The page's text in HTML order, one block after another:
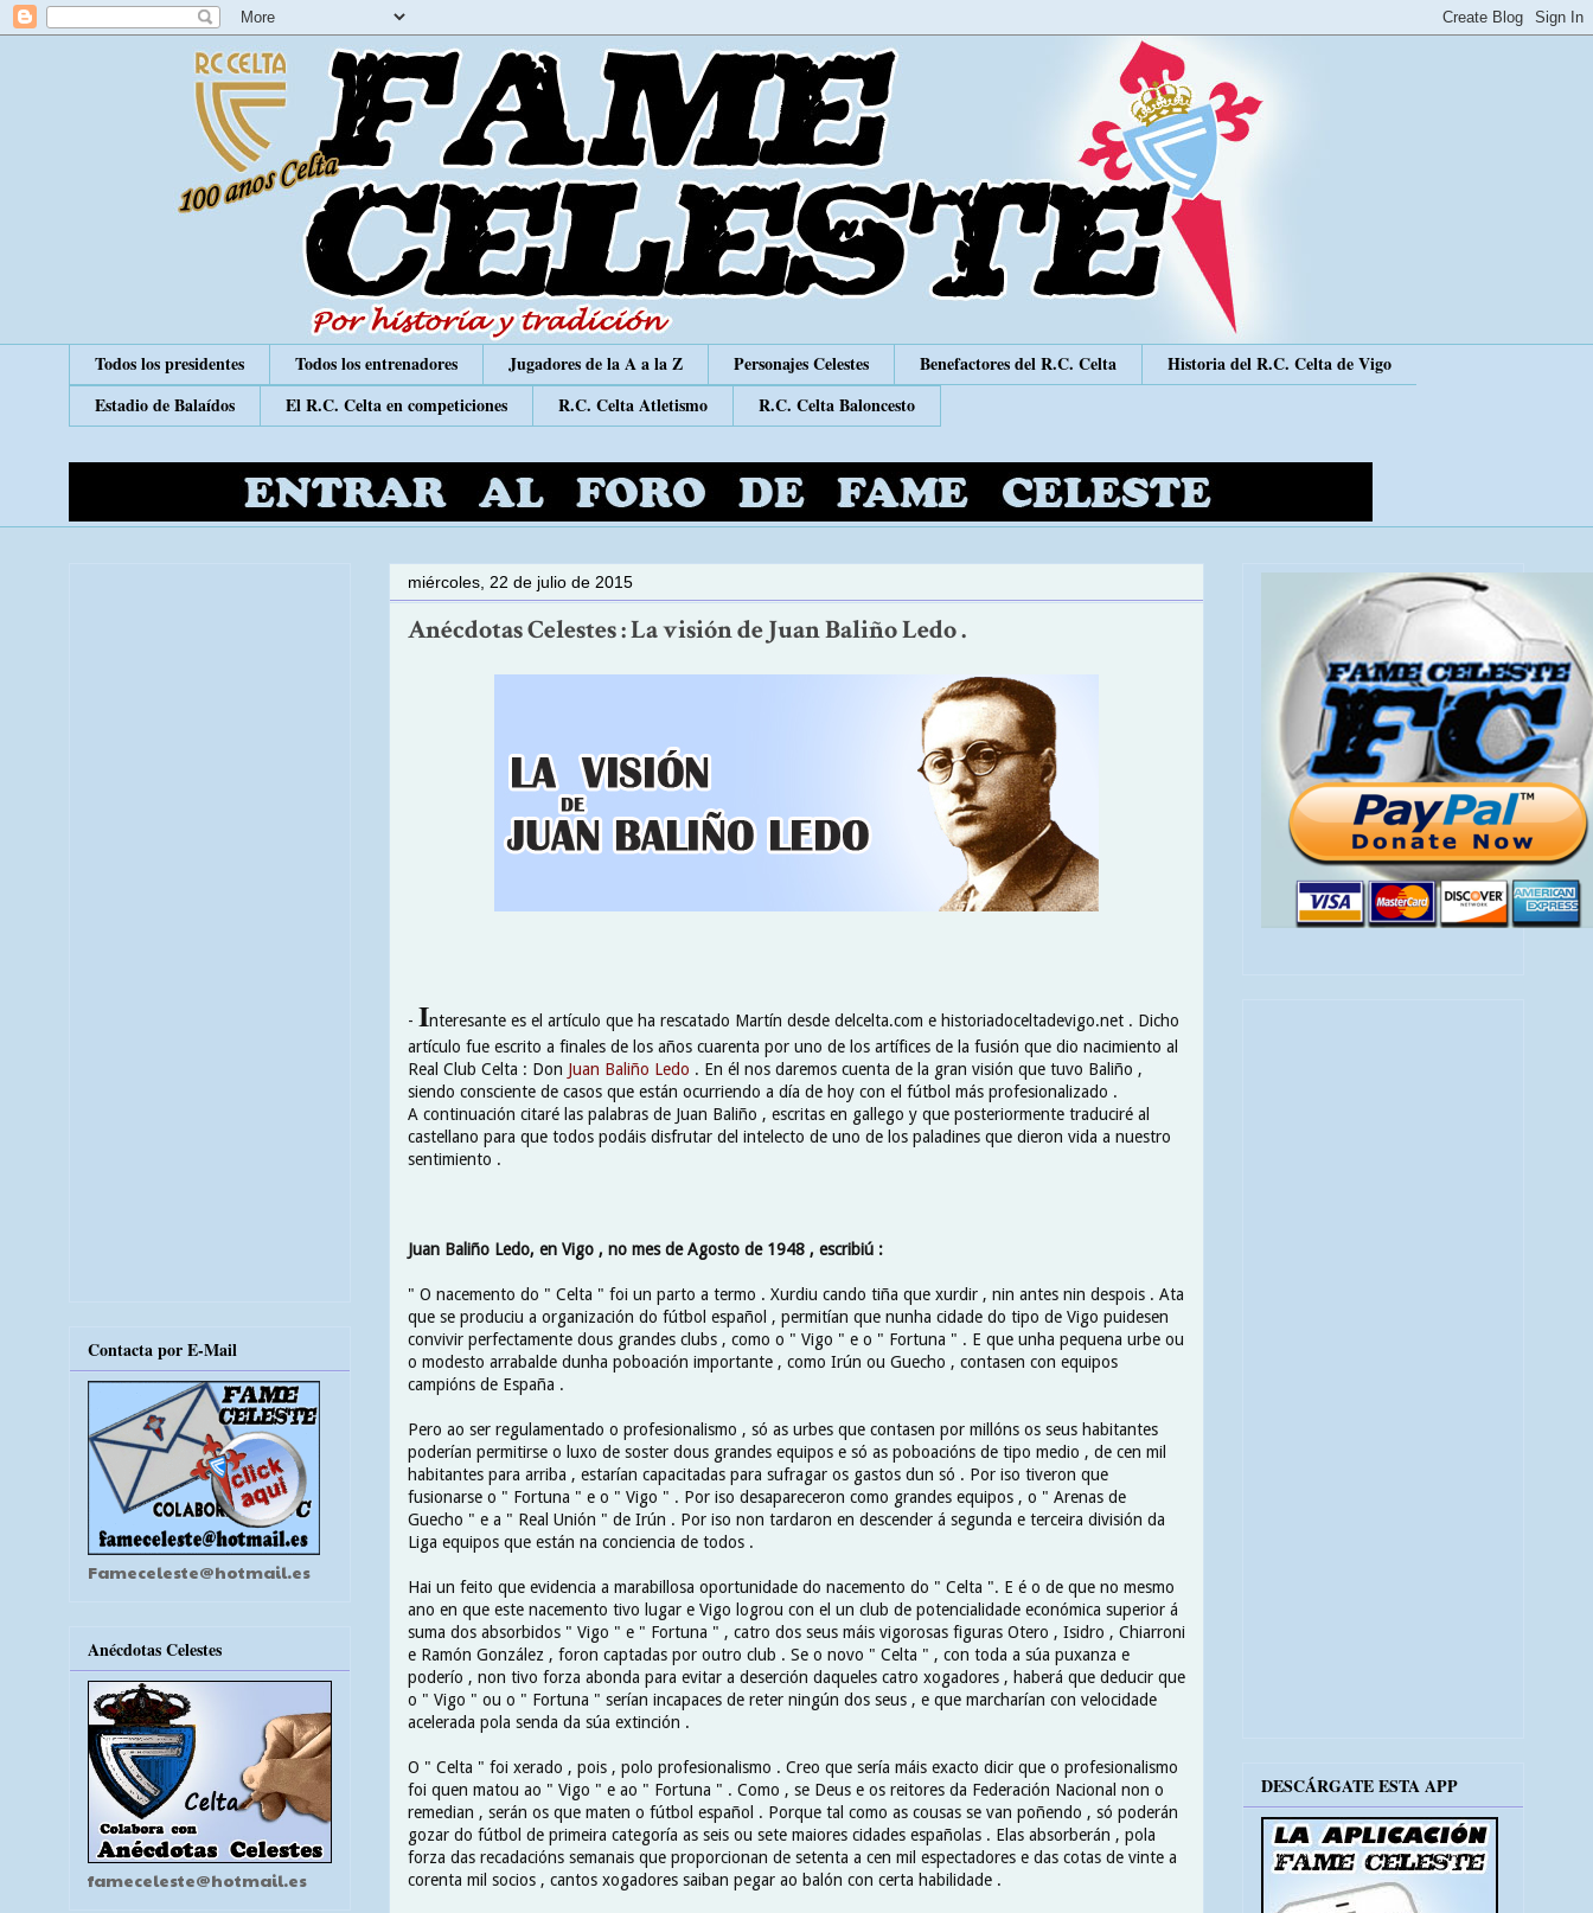
Todos los presidentes Todos los entrenadores Jugadores de la A a la Z Personajes Celestes Benefactores del R.C. Celta
Historia del R.C. Celta de Vigo
Estadio de Balaídos
El R.C. Celta en competiciones R.C. Celta Atletismo R.C. Celta Baloncesto
miércoles, 22 de julio de 2015
Anécdotas Celestes : La visión de Juan Baliño Ledo .
- Interesante es el artículo que ha rescatado Martín desde delcelta.com e historiadoceltadevigo.net . Dicho
artículo fue escrito a finales de los años cuarenta por uno de los artífices de la fusión que dio nacimiento al
Real Club Celta : Don Juan Baliño Ledo . En él nos daremos cuenta de la gran visión que tuvo Baliño ,
siendo consciente de casos que están ocurriendo a día de hoy con el fútbol más profesionalizado .
A continuación citaré las palabras de Juan Baliño , escritas en gallego y que posteriormente traduciré al
castellano para que todos podáis disfrutar del intelecto de uno de los paladines que dieron vida a nuestro
sentimiento .
Juan Baliño Ledo, en Vigo , no mes de Agosto de 1948 , escribiú :
" O nacemento do " Celta " foi un parto a termo . Xurdiu cando tiña que xurdir , nin antes nin despois . Ata
que se produciu a organización do fútbol español , permitían que nunha cidade do tipo de Vigo puidesen
convivir perfectamente dous grandes clubs , como o " Vigo " e o " Fortuna " . E que unha pequena urbe ou
o modesto arrabalde dunha poboación importante , como Irún ou Guecho , contasen con equipos
campións de España .
Pero ao ser regulamentado o profesionalismo , só as urbes que contasen por millóns os seus habitantes
poderían permitirse o luxo de soster dous grandes equipos e só as poboacións de tipo medio , de cen mil
habitantes para arriba , estarían capacitadas para sufragar os gastos dun só . Por iso tiveron que
fusionarse o " Fortuna " e o " Vigo " . Por iso desapareceron como grandes equipos , o " Arenas de
Guecho " e a " Real Unión " de Irún . Por iso non tardaron en descender á segunda e terceira división da
Liga equipos que están na conciencia de todos .
Hai un feito que evidencia a marabillosa oportunidade do nacemento do " Celta ". E é o de que no mesmo
ano en que este nacemento tivo lugar e Vigo logrou con el un club de potencialidade económica superior á
suma dos absorbidos " Vigo " e " Fortuna " , catro dos seus máis vigorosas figuras Otero , Isidro , Chiarroni
e Ramón González , foron captadas por outro club . Se o novo " Celta " , con toda a súa puxanza e
poderío , non tivo forza abonda para evitar a deserción daqueles catro xogadores , haberá que deducir que
o " Vigo " ou o " Fortuna " serían incapaces de reter ningún dos seus , e que marcharían con velocidade
acelerada pola senda da súa extinción .
O " Celta " foi xerado , pois , polo profesionalismo . Creo que sería máis exacto dicir que o profesionalismo
foi quen matou ao " Vigo " e ao " Fortuna " . Como , se Deus e os reitores da Federación Nacional non o
remedian , serán os que maten o fútbol español . Porque tal como as cousas se van poñendo , só poderán
gozar do fútbol de primeira categoría as seis ou sete maiores cidades españolas . Elas absorberán , pola
forza das recadacións semanais que proporcionan de setenta a cen mil espectadores e das cotas de vinte a
corenta mil socios , cantos xogadores saiban pegar ao balón con certa habilidade .
Contacta por E-Mail
Fameceleste@hotmail.es
Anécdotas Celestes
fameceleste@hotmail.es
DESCÁRGATE ESTA APP